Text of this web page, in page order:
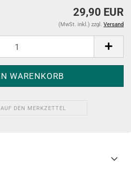
29,90 EUR
(MwSt. inkl.) zzgl. Versand
AUF DEN MERKZETTEL